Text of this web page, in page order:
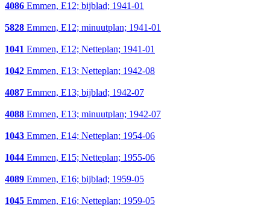
4086 Emmen, E12; bijblad; 1941-01
5828 Emmen, E12; minuutplan; 1941-01
1041 Emmen, E12; Netteplan; 1941-01
1042 Emmen, E13; Netteplan; 1942-08
4087 Emmen, E13; bijblad; 1942-07
4088 Emmen, E13; minuutplan; 1942-07
1043 Emmen, E14; Netteplan; 1954-06
1044 Emmen, E15; Netteplan; 1955-06
4089 Emmen, E16; bijblad; 1959-05
1045 Emmen, E16; Netteplan; 1959-05